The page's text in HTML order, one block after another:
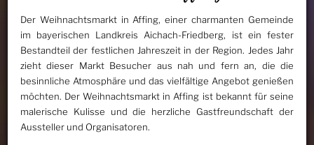
Der Weihnachtsmarkt in Affing, einer charmanten Gemeinde
im bayerischen Landkreis Aichach-Friedberg, ist ein fester
Bestandteil der festlichen Jahreszeit in der Region. Jedes Jahr
zieht dieser Markt Besucher aus nah und fern an, die die
besinnliche Atmosphäre und das vielfältige Angebot genießen
möchten. Der Weihnachtsmarkt in Affing ist bekannt für seine
malerische Kulisse und die herzliche Gastfreundschaft der
Aussteller und Organisatoren.